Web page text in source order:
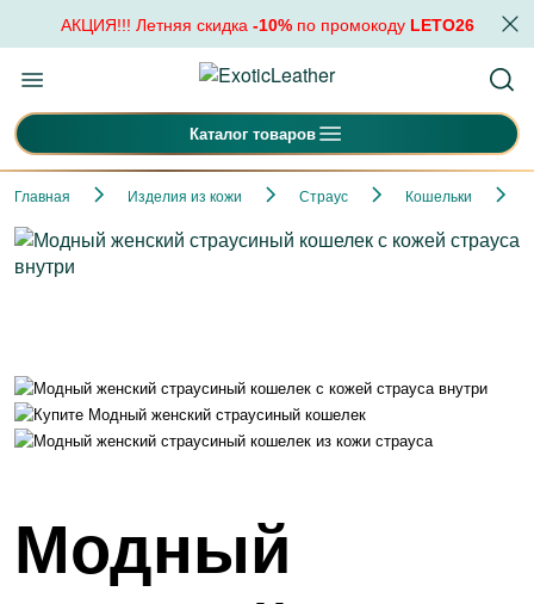
АКЦИЯ!!! Летняя скидка -10%по промокоду LETO26
Каталог товаров
Главная Изделия из кожи Страус Кошельки
Модный